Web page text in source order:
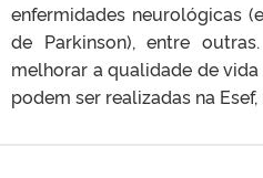
enfermidades neurológicas
de Parkinson), entre
melhorar a qualidade de
podem ser realizadas na Esef,